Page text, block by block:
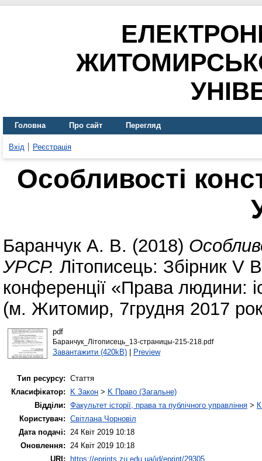
Головна Про сайт Перегляд
Вхід Реєстрація
Особливості
Баранчук А. В. (2018)
УРСР. Літописець: Збірник V
конференції «Права людини:
(м. Житомир, 7грудня 2017
pdf
Баранчук_Літописець_13-страницы-215-218.pdf
Завантажити (420kB)| Preview
Тип ресурсу: Стаття
Класифікатор:
K Закон > K Право (Загальне)
Відділи: Факультет історії, права та публічного управління >
Користувач: Світлана Чорновіл
Дата подачі: 24 Квіт 2019 10:18
Оновлення: 24 Квіт 2019 10:18
URI:
https://eprints.zu.edu.ua/id/eprint/29305